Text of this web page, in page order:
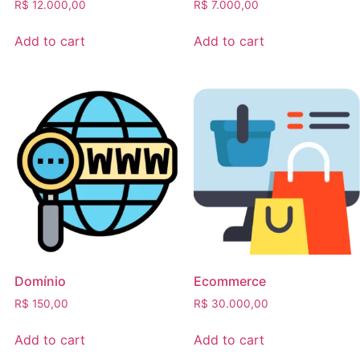
R$ 12.000,00
Add to cart
R$ 7.000,00
Add to cart
Domínio
R$ 150,00
Add to cart
Ecommerce
R$ 30.000,00
Add to cart